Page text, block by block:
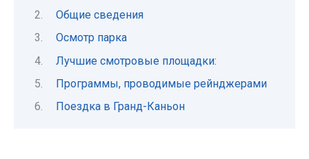
Общие сведения
Осмотр парка
Лучшие смотровые площадки:
Программы, проводимые рейнджерами
Поездка в Гранд-Каньон